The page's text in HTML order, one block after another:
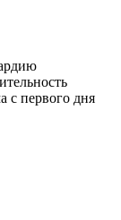
с первого дня